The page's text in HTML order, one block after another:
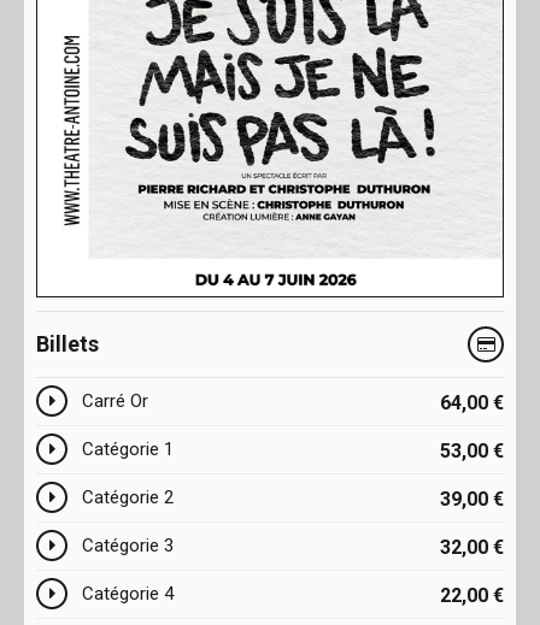
Billets
Carré Or 64,00 €
Catégorie 1 53,00 €
Catégorie 2 39,00 €
Catégorie 3 32,00 €
Catégorie 4 22,00 €